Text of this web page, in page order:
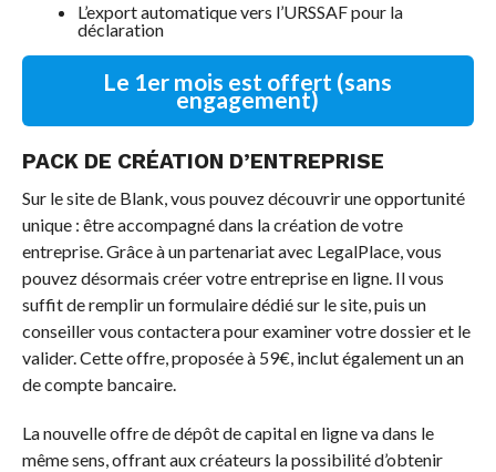
L’export automatique vers l’URSSAF pour la
déclaration
Le 1er mois est offert (sans
engagement)
PACK DE CRÉATION D’ENTREPRISE
Sur le site de Blank, vous pouvez découvrir une opportunité
unique : être accompagné dans la création de votre
entreprise. Grâce à un partenariat avec LegalPlace, vous
pouvez désormais créer votre entreprise en ligne. Il vous
suffit de remplir un formulaire dédié sur le site, puis un
conseiller vous contactera pour examiner votre dossier et le
valider. Cette offre, proposée à 59€, inclut également un an
de compte bancaire.
La nouvelle offre de dépôt de capital en ligne va dans le
même sens, offrant aux créateurs la possibilité d’obtenir